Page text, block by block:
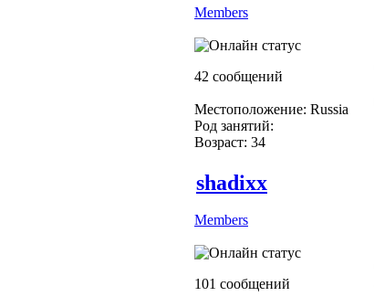
Members
42 сообщений
Местоположение: Russia
Род занятий:
Возраст: 34
shadixx
Members
101 сообщений